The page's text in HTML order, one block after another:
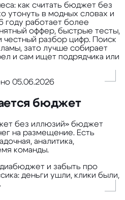
как считать бюджет без
утонуть в модных словах и
году работает более
оффер, быстрые тесты,
честный разбор цифр. Поиск
зато лучше собирает
и сам ищет подрядчика или
05.06.2026
бюджет
без иллюзий» бюджет
на размещение. Есть
аналитика,
команды.
и забыть про
деньги ушли, клики были,